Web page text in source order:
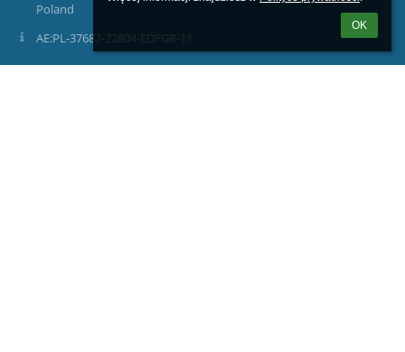
OK
Poland
AE:PL-37687-22804-EDFGR-11